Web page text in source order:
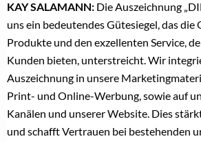
KAY SALAMANN: Die Auszeichnung
uns ein bedeutendes Gütesiegel, das
Produkte und den exzellenten Service,
Kunden bieten, unterstreicht. Wir
Auszeichnung in unsere
Print- und Online-Werbung, sowie auf
Kanälen und unserer Website. Dies
und schafft Vertrauen bei bestehenden